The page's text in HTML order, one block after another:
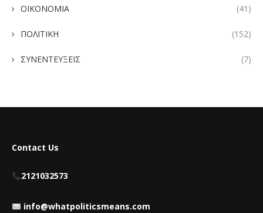
ΟΙΚΟΝΟΜΙΑ (41)
ΠΟΛΙΤΙΚΗ (152)
ΣΥΝΕΝΤΕΥΞΕΙΣ (7)
Contact Us
2121032573
info@whatpoliticsmeans.com